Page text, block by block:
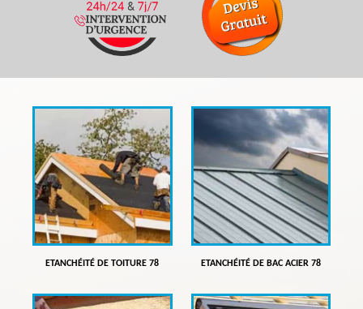
ETANCHÉITÉ DE TOITURE 78 ETANCHÉITÉ DE BAC ACIER 78